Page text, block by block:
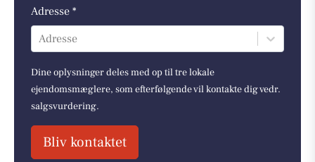
Adresse *
Adresse
Dine oplysninger deles med op til tre lokale
ejendomsmæglere, som efterfølgende vil kontakte dig vedr.
salgsvurdering.
Bliv kontaktet